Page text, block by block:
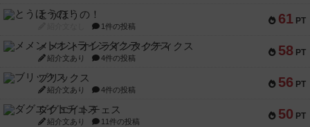
61 PT
とうほうの！
1件の投稿
58 PT
メメントオンラインタクティクス
紹介文あり 4件の投稿
56 PT
ブリックス
紹介文あり 4件の投稿
50 PT
ダグエイトチェス
紹介文あり 11件の投稿